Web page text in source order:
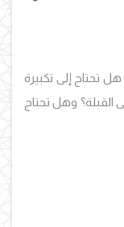
تحتاج إلى تكبيرة
القبلة؟ وهل تحتاج